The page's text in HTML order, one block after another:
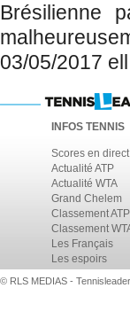
Brésilienne
03/05/2017
INFOS TENNIS
Scores en direct
Actualité ATP
Actualité WTA
Grand Chelem
Classement ATP
Classement
Les Français
Les espoirs
© RLS MEDIAS -